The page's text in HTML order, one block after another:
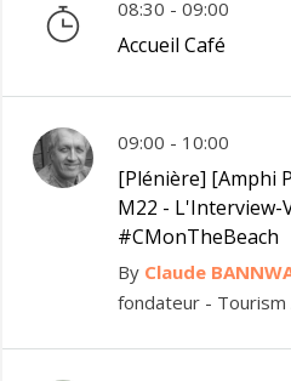
08:30 - 09:00
Accueil Café
09:00 - 10:00
[Plénière] [Amphi
M22 - L'Interview-
#CMonTheBeach
By Claude
fondateur - Tourism